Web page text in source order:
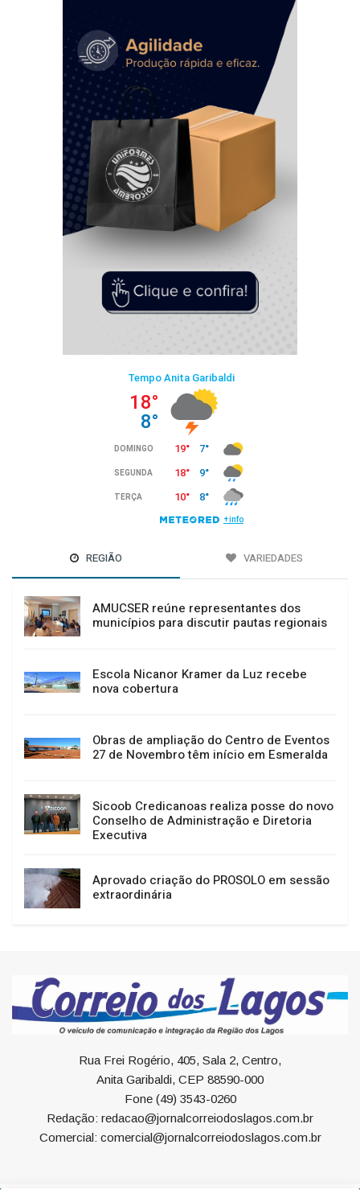
REGIÃO VARIEDADES
AMUCSER reúne representantes dos
municípios para discutir pautas regionais
Escola Nicanor Kramer da Luz recebe
nova cobertura
Obras de ampliação do Centro de Eventos
27 de Novembro têm início em Esmeralda
Sicoob Credicanoas realiza posse do novo
Conselho de Administração e Diretoria
Executiva
Aprovado criação do PROSOLO em sessão
extraordinária
Rua Frei Rogério, 405, Sala 2, Centro,
Anita Garibaldi, CEP 88590-000
Fone (49) 3543-0260
Redação: redacao@jornalcorreiodoslagos.com.br
Comercial: comercial@jornalcorreiodoslagos.com.br